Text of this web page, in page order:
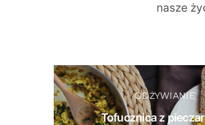
nasze
ODŻYWIANIE
Tofucznica z